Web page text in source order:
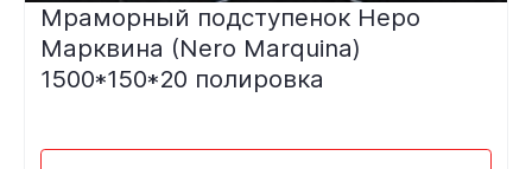
Мраморный подступенок Неро
Марквина (Nero Marquina)
1500*150*20 полировка